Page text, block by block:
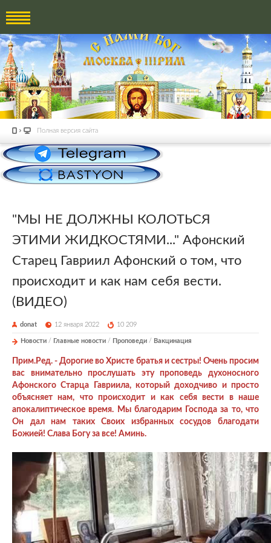
Полная версия сайта
"МЫ НЕ ДОЛЖНЫ КОЛОТЬСЯ
ЭТИМИ ЖИДКОСТЯМИ..." Афонский
Старец Гавриил Афонский о том, что
происходит и как нам себя вести.
(ВИДЕО)
donat 12 января 2022 10 209
Новости / Главные новости / Проповеди / Вакцинация
Прим.Ред. - Дорогие во Христе братья и сестры! Очень просим
вас внимательно прослушать эту проповедь духоносного
Афонского Старца Гавриила, который доходчиво и просто
объясняет нам, что происходит и как себя вести в наше
апокалиптическое время. Мы благодарим Господа за то, что
Он дал нам таких Своих избранных сосудов благодати
Божией! Слава Богу за все! Аминь.